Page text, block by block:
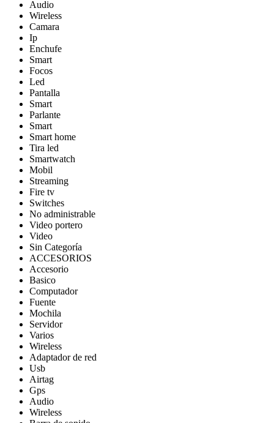
Audio
Wireless
Camara
Ip
Enchufe
Smart
Focos
Led
Pantalla
Smart
Parlante
Smart
Smart home
Tira led
Smartwatch
Mobil
Streaming
Fire tv
Switches
No administrable
Video portero
Video
Sin Categoría
ACCESORIOS
Accesorio
Basico
Computador
Fuente
Mochila
Servidor
Varios
Wireless
Adaptador de red
Usb
Airtag
Gps
Audio
Wireless